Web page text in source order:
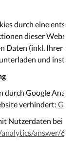
durch eine
dieser
Daten (inkl. Ihrer
und
durch Google
verhindert:
Nutzerdaten bei
answer/